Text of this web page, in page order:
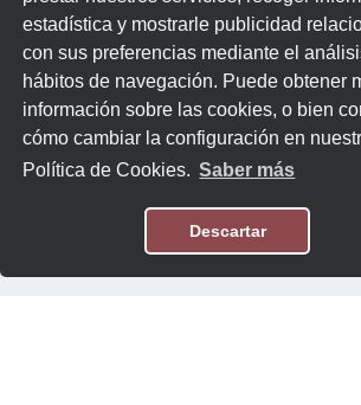
estadística y mostrarle publicidad
con sus preferencias mediante el
hábitos de navegación. Puede obtener
información sobre las cookies, o bien
cómo cambiar la configuración en
Política de Cookies. Saber más
Descartar